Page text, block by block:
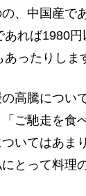
、中国産で
れば1980円
ったりしま
高騰につい
ご馳走を食
いてはあま
とって料理